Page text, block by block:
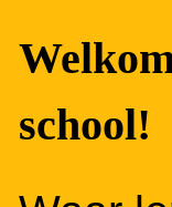
school!